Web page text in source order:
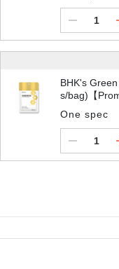
BHK's
s/bag)【
One spec